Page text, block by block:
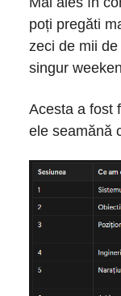
poți pregăti
zeci de mii
singur
Acesta a fost
ele seamănă